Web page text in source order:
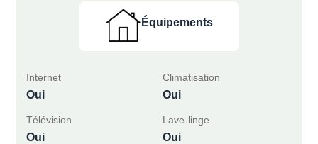
Équipements
Internet
Oui
Climatisation
Oui
Télévision
Oui
Lave-linge
Oui